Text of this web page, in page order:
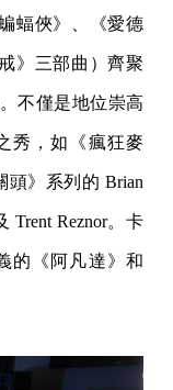
蝠俠》、《愛德
》三部曲）齊聚
不僅是地位崇高
秀，如《瘋狂麥
頭》系列的 Brian
Trent Reznor。卡
的《阿凡達》和